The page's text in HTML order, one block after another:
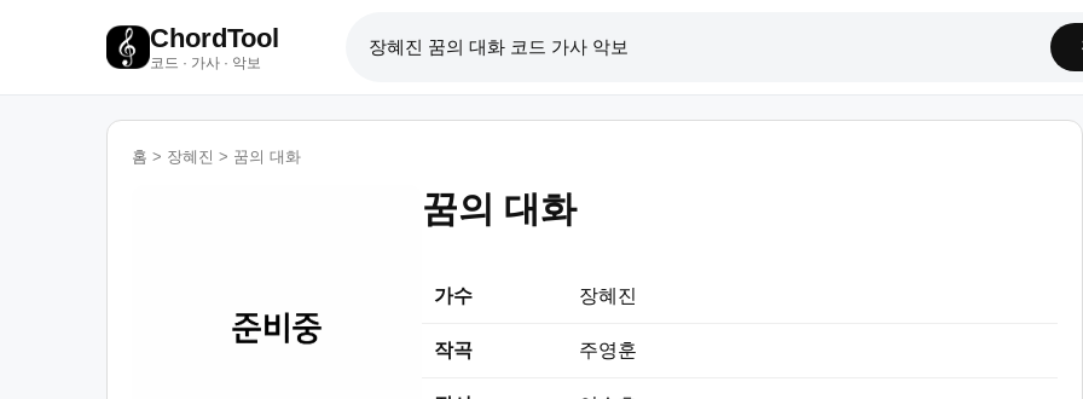
ChordTool
코드 · 가사 · 악보
홈 > 장혜진 > 꿈의 대화
꿈의 대화
가수 장혜진
작곡 주영훈